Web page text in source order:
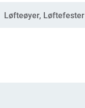
Løfteøyer, Løftefester